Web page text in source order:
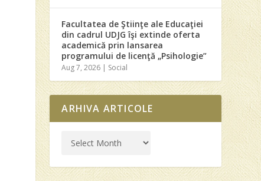
Facultatea de Ştiinţe ale Educaţiei
din cadrul UDJG îşi extinde oferta
academică prin lansarea
programului de licenţă „Psihologie”
Aug 7, 2026 | Social
ARHIVA ARTICOLE